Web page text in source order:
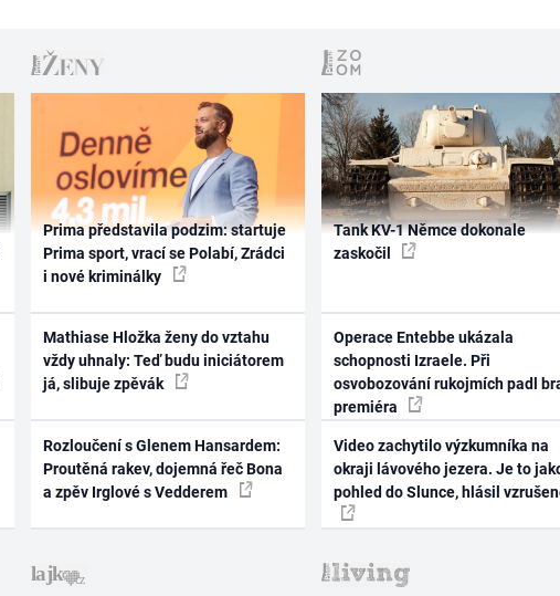
Prima představila podzim: startuje
Prima sport, vrací se Polabí, Zrádci
i nové kriminálky
Mathiase Hložka ženy do vztahu
vždy uhnaly: Teď budu iniciátorem
já, slibuje zpěvák
Rozloučení s Glenem Hansardem:
Proutěná rakev, dojemná řeč Bona
a zpěv Irglové s Vedderem
Tank KV-1 Němce dokonale
zaskočil
Operace Entebbe ukázala
schopnosti Izraele. Při
osvobozování rukojmích padl
premiéra
Video zachytilo výzkumníka na
okraji lávového jezera. Je to
pohled do Slunce, hlásil